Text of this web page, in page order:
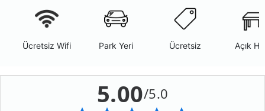
Ücretsiz Wifi Park Yeri Ücretsiz Açık
5.00/5.0